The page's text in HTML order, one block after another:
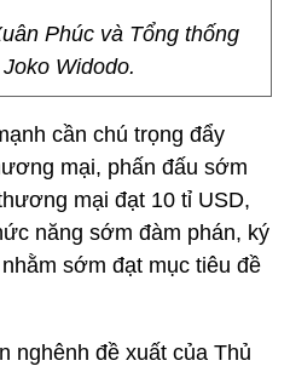
Phúc và Tổng thống
Widodo.
cần chú trọng đẩy
mại, phấn đấu sớm
mại đạt 10 tỉ USD,
năng sớm đàm phán, ký
sớm đạt mục tiêu đề
nghênh đề xuất của Thủ